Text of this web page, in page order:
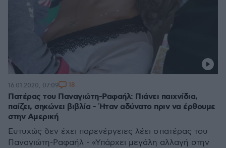
Πατέρας του Παναγιώτη-Ραφαήλ: Πιάνει παιχνίδια,
παίζει, σηκώνει βιβλία - Ήταν αδύνατο πριν να έρθουμε
στην Αμερική
Ευτυχώς δεν έχει παρενέργειες λέει ο πατέρας του
Παναγιώτη-Ραφαήλ - «Υπάρχει μεγάλη αλλαγή στην
16.01.2020, 07:09 18